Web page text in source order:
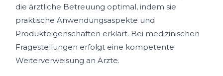
die ärztliche Betreuung optimal, indem sie
praktische Anwendungsaspekte und
Produkteigenschaften erklärt. Bei medizinischen
Fragestellungen erfolgt eine kompetente
Weiterverweisung an Ärzte.